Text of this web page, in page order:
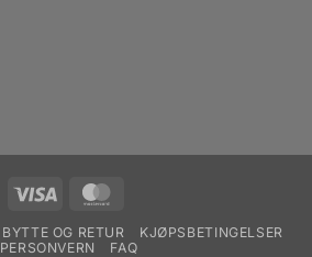
Visa
BYTTE OG RETUR
KJØPSBETINGELSER
PERSONVERN
FAQ